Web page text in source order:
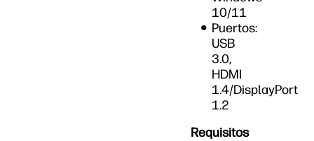
10/11
Puertos:
USB
3.0,
HDMI
1.4/DisplayPort
1.2
Requisitos